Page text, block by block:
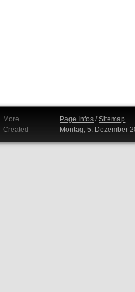
More Page Infos /Sitemap
Created
Montag, 5. Dezember